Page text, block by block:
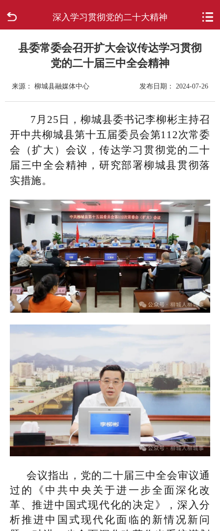
深入学习贯彻党的二十大精神
走进柳城
政府信息公开
网上办事
互动回应
数据专题
县委常委会召开扩大会议传达学习贯彻
党的二十届三中全会精神
来源： 柳城县融媒体中心 发布日期： 2024-07-26
7月25日，柳城县委书记李柳彬主持召
开中共柳城县第十五届委员会第112次常委
会（扩大）会议，传达学习贯彻党的二十
届三中全会精神，研究部署柳城县贯彻落
实措施。
会议指出，党的二十届三中全会审议通
过的《中共中央关于进一步全面深化改
革、推进中国式现代化的决定》，深入分
析推进中国式现代化面临的新情况新问